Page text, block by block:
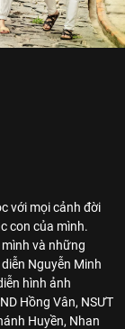
với mọi cảnh đời
con của mình.
và những
Nguyễn Minh
hình ảnh
Hồng Vân, NSƯT
Huyền, Nhan